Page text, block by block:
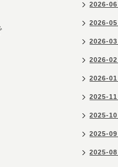
2026-06
2026-05
2026-03
2026-02
2026-01
2025-11
2025-10
2025-09
2025-08